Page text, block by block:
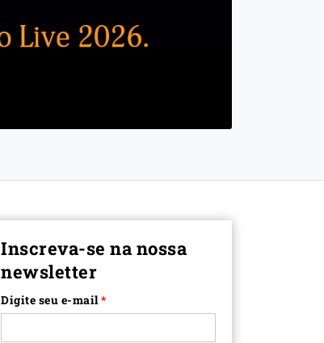
Inscreva-se na nossa
newsletter
Digite seu e-mail*